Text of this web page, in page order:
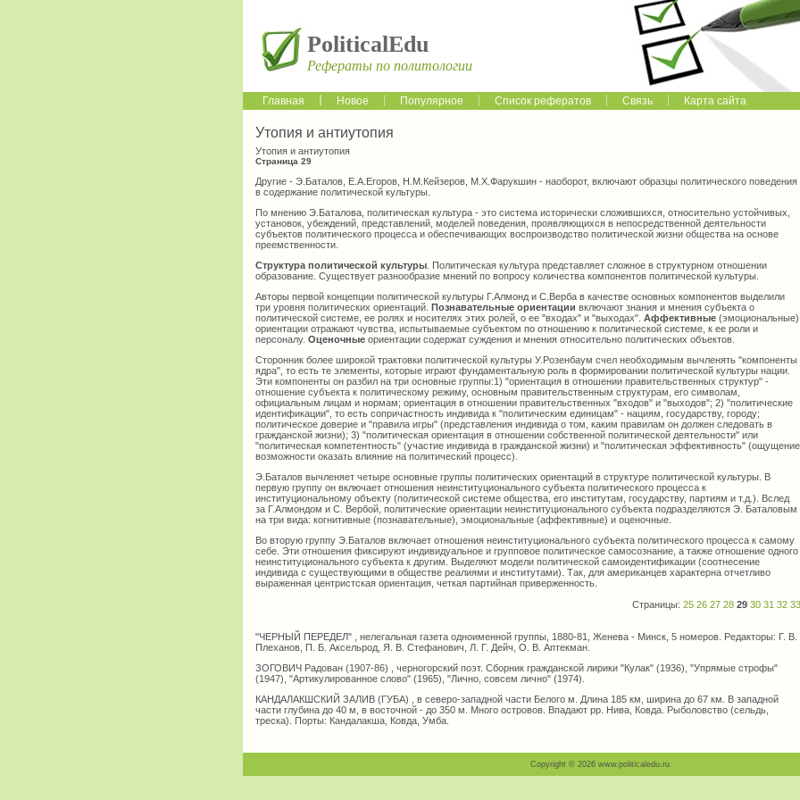
PoliticalEdu
Рефераты по политологии
Главная Новое Популярное Список рефератов Связь Карта сайта
Утопия и антиутопия
Утопия и антиутопия
Страница 29
Другие - Э.Баталов, Е.А.Егоров, Н.М.Кейзеров, М.Х.Фарукшин - наоборот, включают образцы политического поведения
в содержание политической культуры.
По мнению Э.Баталова, политическая культура - это система исторически сложившихся, относительно устойчивых,
установок, убеждений, представлений, моделей поведения, проявляющихся в непосредственной деятельности
субъектов политического процесса и обеспечивающих воспроизводство политической жизни общества на основе
преемственности.
Структура политической культуры . Политическая культура представляет сложное в структурном отношении
образование. Существует разнообразие мнений по вопросу количества компонентов политической культуры.
Авторы первой концепции политической культуры Г.Алмонд и С.Верба в качестве основных компонентов выделили
три уровня политических ориентаций. Познавательные ориентации включают знания и мнения субъекта о
политической системе, ее ролях и носителях этих ролей, о ее "входах" и "выходах". Аффективные (эмоциональные)
ориентации отражают чувства, испытываемые субъектом по отношению к политической системе, к ее роли и
персоналу. Оценочные ориентации содержат суждения и мнения относительно политических объектов.
Сторонник более широкой трактовки политической культуры У.Розенбаум счел необходимым вычленять "компоненты
ядра", то есть те элементы, которые играют фундаментальную роль в формировании политической культуры нации.
Эти компоненты он разбил на три основные группы:1) "ориентация в отношении правительственных структур" -
отношение субъекта к политическому режиму, основным правительственным структурам, его символам,
официальным лицам и нормам; ориентация в отношении правительственных "входов" и "выходов"; 2) "политические
идентификации", то есть сопричастность индивида к "политическим единицам" - нациям, государству, городу;
политическое доверие и "правила игры" (представления индивида о том, каким правилам он должен следовать в
гражданской жизни); 3) "политическая ориентация в отношении собственной политической деятельности" или
"политическая компетентность" (участие индивида в гражданской жизни) и "политическая эффективность" (ощущение
возможности оказать влияние на политический процесс).
Э.Баталов вычленяет четыре основные группы политических ориентаций в структуре политической культуры. В
первую группу он включает отношения неинституционального субъекта политического процесса к
институциональному объекту (политической системе общества, его институтам, государству, партиям и т.д.). Вслед
за Г.Алмондом и С. Вербой, политические ориентации неинституционального субъекта подразделяются Э. Баталовым
на три вида: когнитивные (познавательные), эмоциональные (аффективные) и оценочные.
Во вторую группу Э.Баталов включает отношения неинституционального субъекта политического процесса к самому
себе. Эти отношения фиксируют индивидуальное и групповое политическое самосознание, а также отношение одного
неинституционального субъекта к другим. Выделяют модели политической самоидентификации (соотнесение
индивида с существующими в обществе реалиями и институтами). Так, для американцев характерна отчетливо
выраженная центристская ориентация, четкая партийная приверженность.
Страницы: 25 26 27 28 29 30 31 32 33
"ЧЕРНЫЙ ПЕРЕДЕЛ" , нелегальная газета одноименной группы, 1880-81, Женева - Минск, 5 номеров. Редакторы: Г. В.
Плеханов, П. Б. Аксельрод, Я. В. Стефанович, Л. Г. Дейч, О. В. Аптекман.
ЗОГОВИЧ Радован (1907-86) , черногорский поэт. Сборник гражданской лирики "Кулак" (1936), "Упрямые строфы"
(1947), "Артикулированное слово" (1965), "Лично, совсем лично" (1974).
КАНДАЛАКШСКИЙ ЗАЛИВ (ГУБА) , в северо-западной части Белого м. Длина 185 км, ширина до 67 км. В западной
части глубина до 40 м, в восточной - до 350 м. Много островов. Впадают рр. Нива, Ковда. Рыболовство (сельдь,
треска). Порты: Кандалакша, Ковда, Умба.
Copyright © 2026 www.politicaledu.ru